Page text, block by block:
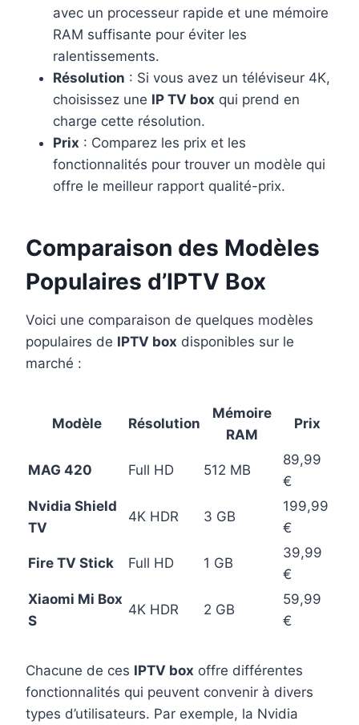
avec un processeur rapide et une mémoire
RAM suffisante pour éviter les
ralentissements.
Résolution : Si vous avez un téléviseur 4K,
choisissez une IP TV box qui prend en
charge cette résolution.
Prix : Comparez les prix et les
fonctionnalités pour trouver un modèle qui
offre le meilleur rapport qualité-prix.
Comparaison des Modèles
Populaires d’IPTV Box
Voici une comparaison de quelques modèles
populaires de IPTV box disponibles sur le
marché :
Modèle Résolution
Mémoire
RAM
Prix
MAG 420 Full HD 512 MB
89,99
€
Nvidia Shield
TV
4K HDR 3 GB
199,99
€
Fire TV Stick Full HD 1 GB
39,99
€
Xiaomi Mi Box
S
4K HDR 2 GB
59,99
€
Chacune de ces IPTV box offre différentes
fonctionnalités qui peuvent convenir à divers
types d’utilisateurs. Par exemple, la Nvidia